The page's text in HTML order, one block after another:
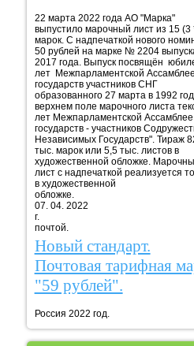
22 марта 2022 года АО "Марка"
выпустило марочный лист из 15 (3
марок. С надпечаткой нового
50 рублей на марке № 2204
2017 года. Выпуск посвящён
лет Межпарламентской Ассамблее
государств участников СНГ
образованного 27 марта в 1992
верхнем поле марочного листа
лет Межпарламентской Ассамблее
государств - участников
Независимых Государств". Тираж
тыс. марок или 5,5 тыс. листов в
художественной обложке.
лист с надпечаткой реализуется
в художественной
07. 04. 2022
г.
почтой.
Новый стандарт.
Почтовая тарифная
"59 рублей".
Россия 2022 год.